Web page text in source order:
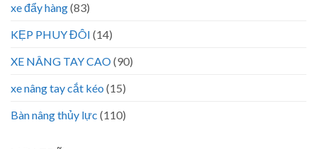
xe đẩy hàng(83)
KẸP PHUY ĐÔI (14)
XE NÂNG TAY CAO(90)
xe nâng tay cắt kéo (15)
Bàn nâng thủy lực (110)